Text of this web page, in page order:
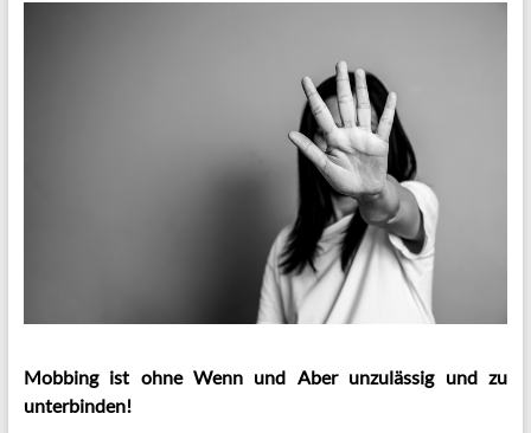
Mobbing ist ohne Wenn und Aber unzulässig und zu
unterbinden!